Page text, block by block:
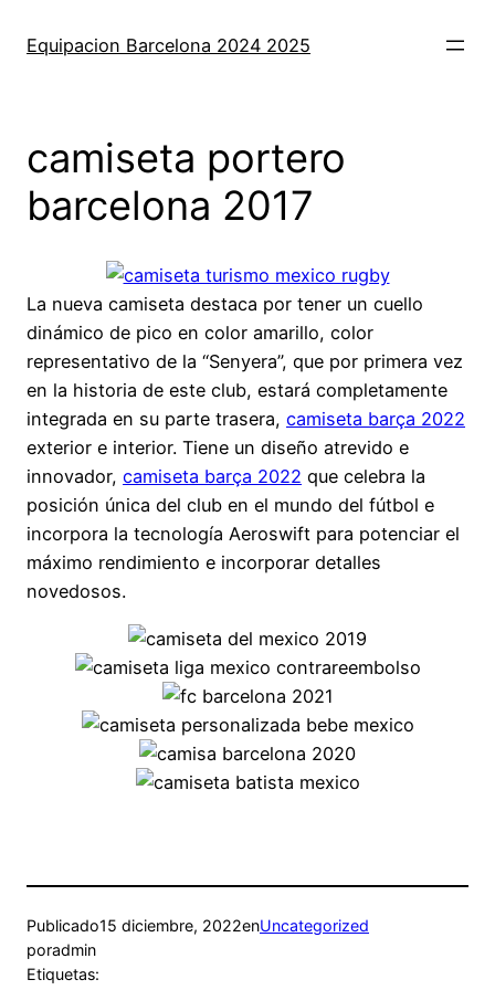
Equipacion Barcelona 2024 2025
camiseta portero
barcelona 2017
La nueva camiseta destaca por tener un cuello
dinámico de pico en color amarillo, color
representativo de la “Senyera”, que por primera vez
en la historia de este club, estará completamente
integrada en su parte trasera, camiseta barça 2022
exterior e interior. Tiene un diseño atrevido e
innovador, camiseta barça 2022 que celebra la
posición única del club en el mundo del fútbol e
incorpora la tecnología Aeroswift para potenciar el
máximo rendimiento e incorporar detalles
novedosos.
Publicado15 diciembre, 2022enUncategorized
poradmin
Etiquetas: